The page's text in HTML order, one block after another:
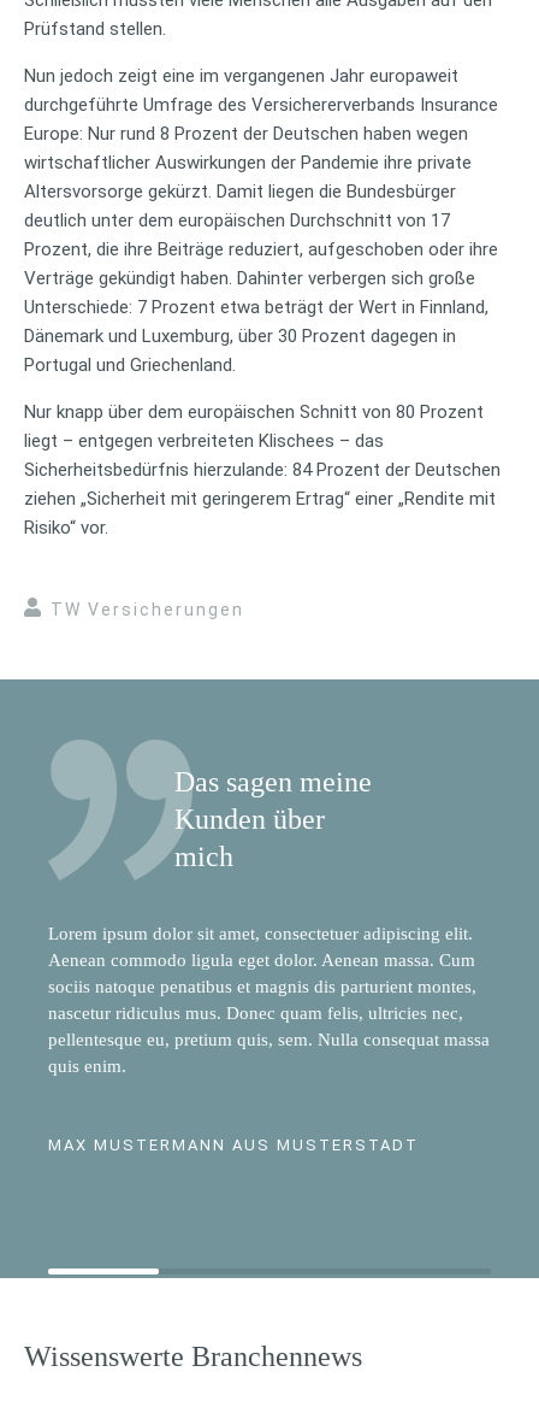
Prüfstand stellen.
Nun jedoch zeigt eine im vergangenen Jahr europaweit
durchgeführte Umfrage des Versichererverbands Insurance
Europe: Nur rund 8 Prozent der Deutschen haben wegen
wirtschaftlicher Auswirkungen der Pandemie ihre private
Altersvorsorge gekürzt. Damit liegen die Bundesbürger
deutlich unter dem europäischen Durchschnitt von 17
Prozent, die ihre Beiträge reduziert, aufgeschoben oder ihre
Verträge gekündigt haben. Dahinter verbergen sich große
Unterschiede: 7 Prozent etwa beträgt der Wert in Finnland,
Dänemark und Luxemburg, über 30 Prozent dagegen in
Portugal und Griechenland.
Nur knapp über dem europäischen Schnitt von 80 Prozent
liegt – entgegen verbreiteten Klischees – das
Sicherheitsbedürfnis hierzulande: 84 Prozent der Deutschen
ziehen „Sicherheit mit geringerem Ertrag“ einer „Rendite mit
Risiko“ vor.
TW Versicherungen
Das sagen meine
Kunden über
mich
Lorem ipsum dolor sit amet, consectetuer adipiscing elit.
Aenean commodo ligula eget dolor. Aenean massa. Cum
sociis natoque penatibus et magnis dis parturient montes,
nascetur ridiculus mus. Donec quam felis, ultricies nec,
pellentesque eu, pretium quis, sem. Nulla consequat massa
quis enim.
MAX MUSTERMANN AUS MUSTERSTADT
Wissenswerte Branchennews